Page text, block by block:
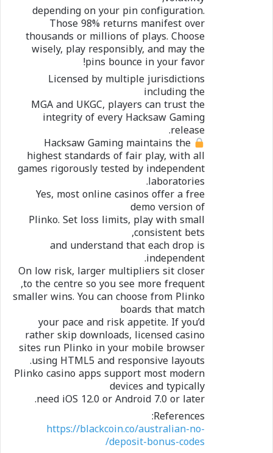
depending on your pin configuration.
Those 98% returns manifest over
thousands or millions of plays. Choose
wisely, play responsibly, and may the
pins bounce in your favor!
Licensed by multiple jurisdictions
including the
MGA and UKGC, players can trust the
integrity of every Hacksaw Gaming
release.
Hacksaw Gaming maintains the
highest standards of fair play, with all
games rigorously tested by independent
laboratories.
Yes, most online casinos offer a free
demo version of
Plinko. Set loss limits, play with small
consistent bets,
and understand that each drop is
independent.
On low risk, larger multipliers sit closer
to the centre so you see more frequent,
smaller wins. You can choose from Plinko
boards that match
your pace and risk appetite. If you’d
rather skip downloads, licensed casino
sites run Plinko in your mobile browser
using HTML5 and responsive layouts.
Plinko casino apps support most modern
devices and typically
need iOS 12.0 or Android 7.0 or later.
References:
https://blackcoin.co/australian-no-
deposit-bonus-codes/